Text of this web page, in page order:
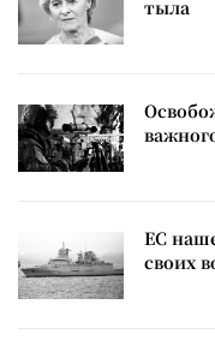
тыла
ЕС
своих